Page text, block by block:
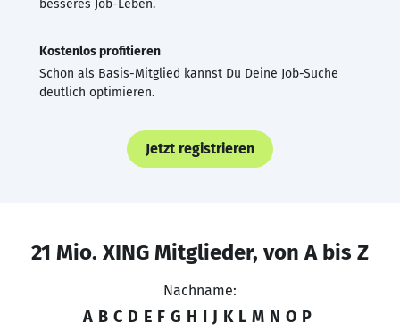
besseres Job-Leben.
Kostenlos profitieren
Schon als Basis-Mitglied kannst Du Deine Job-Suche
deutlich optimieren.
Jetzt registrieren
21 Mio. XING Mitglieder, von A bis Z
Nachname:
A B C D E F G H I J K L M N O P